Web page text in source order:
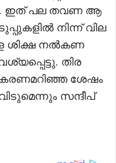
ഇത് പല തവണ ആ
നിന്ന് വില
ശിക്ഷ നൽകണ
തിര
ശേഷം
സന്ദീപ്